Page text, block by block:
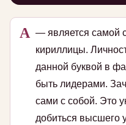
А — является самой
кириллицы.
данной буквой в
быть лидерами.
сами с собой. Это
добиться высшего